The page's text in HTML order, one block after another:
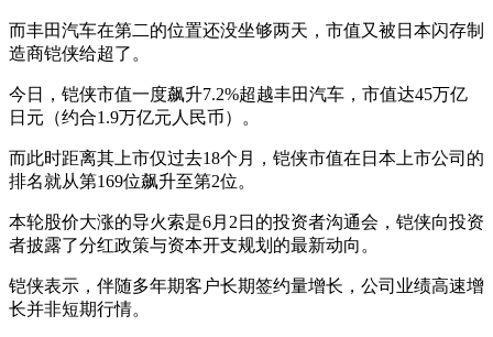
而丰田汽车在第二的位置还没坐够两天，市值又被日本闪存制
造商铠侠给超了。
今日，铠侠市值一度飙升7.2%超越丰田汽车，市值达45万亿
日元（约合1.9万亿元人民币）。
而此时距离其上市仅过去18个月，铠侠市值在日本上市公司的
排名就从第169位飙升至第2位。
本轮股价大涨的导火索是6月2日的投资者沟通会，铠侠向投资
者披露了分红政策与资本开支规划的最新动向。
铠侠表示，伴随多年期客户长期签约量增长，公司业绩高速增
长并非短期行情。